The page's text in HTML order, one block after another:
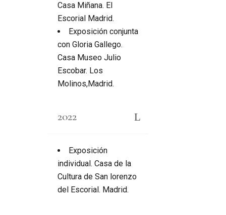
Casa Miñana. El
Escorial Madrid.
Exposición conjunta
con Gloria Gallego.
Casa Museo Julio
Escobar. Los
Molinos,Madrid.
2022
Exposición
individual. Casa de la
Cultura de San lorenzo
del Escorial. Madrid.